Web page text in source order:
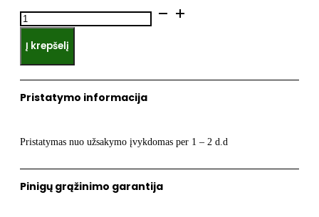
produkto
kiekis:
SECOH
Membranos
JDK
150
200
250
/
Į krepšelį
Pristatymo informacija
Pristatymas nuo užsakymo įvykdomas per 1 – 2 d.d
Pinigų grąžinimo garantija